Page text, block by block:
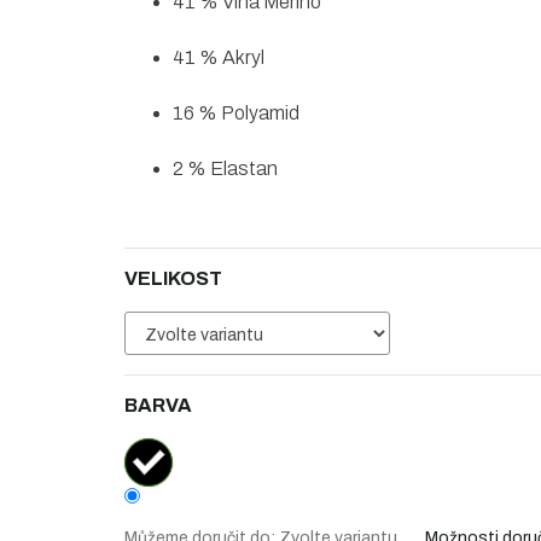
VELIKOST
BARVA
41 % Akryl
16 % Polyamid
2 % Elastan